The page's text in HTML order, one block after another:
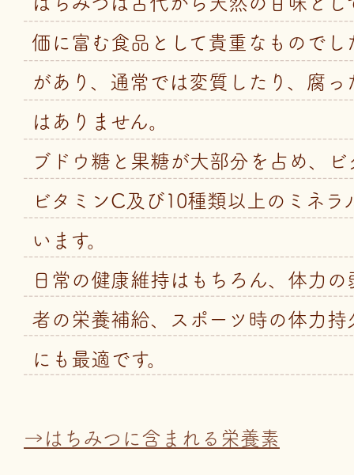
価に富む食品として貴重なものでし
があり、通常では変質したり、腐っ
はありません。
ブドウ糖と果糖が大部分を占め、
ビタミンC及び10種類以上のミネラ
います。
日常の健康維持はもちろん、体力
者の栄養補給、スポーツ時の体力持
にも最適です。
→はちみつに含まれる栄養素